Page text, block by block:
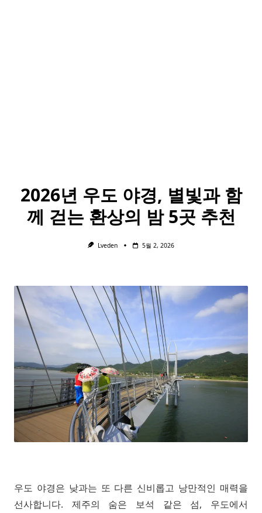
2026년 우도 야경, 별빛과 함
께 걷는 환상의 밤 5곳 추천
Lveden 5월 2, 2026
우도 야경은 낮과는 또 다른 신비롭고 낭만적인 매력을
선사합니다. 제주의 숨은 보석 같은 섬, 우도에서